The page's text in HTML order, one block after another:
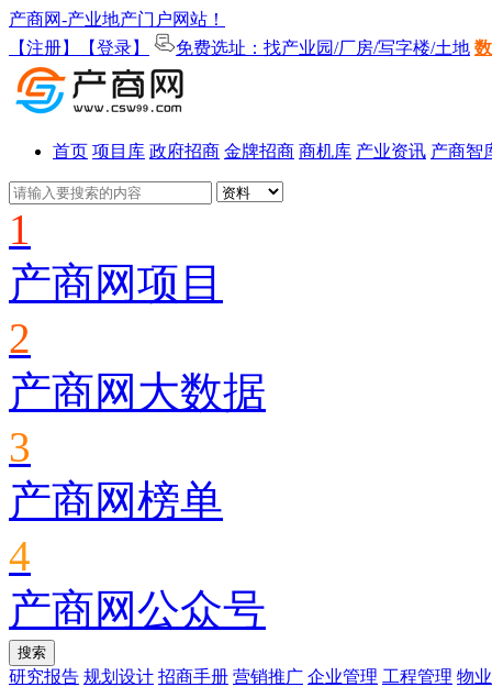
产商网-产业地产门户网站！
【注册】
【登录】 免费选址：找产业园/厂房/写字楼/土地
首页 项目库 政府招商 金牌招商 商机库 产业资讯 产商智
1
产商网项目
2
产商网大数据
3
产商网榜单
4
产商网公众号
研究报告 规划设计 招商手册 营销推广 企业管理 工程管理 物